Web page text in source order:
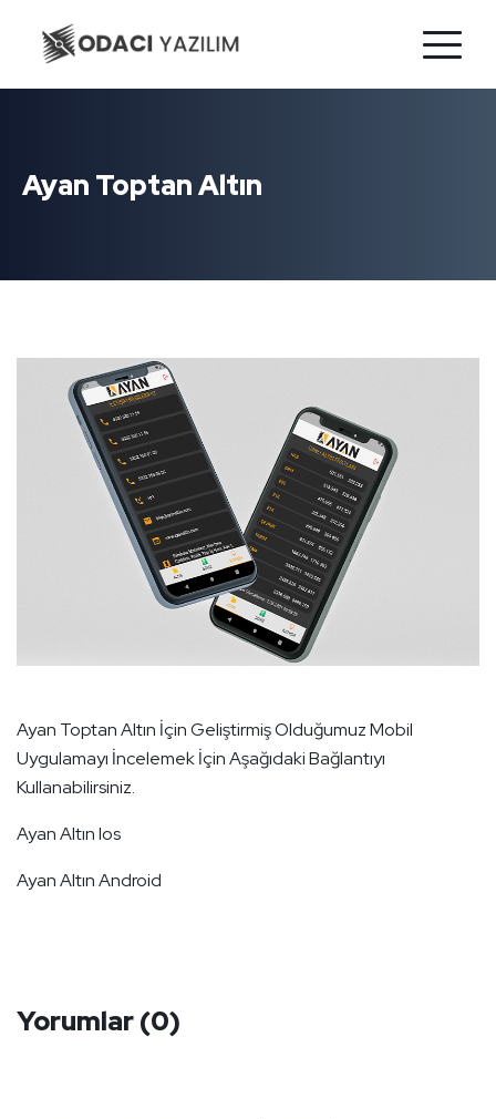
Ayan Toptan Altın
Ayan Toptan Altın İçin Geliştirmiş Olduğumuz Mobil
Uygulamayı İncelemek İçin Aşağıdaki Bağlantıyı
Kullanabilirsiniz.
Ayan Altın Ios
Ayan Altın Android
Yorumlar(0)